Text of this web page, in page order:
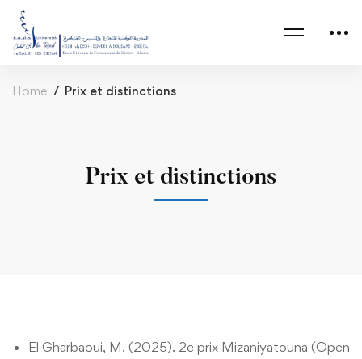
Home Prix et distinctions
Prix et distinctions
Prix
El Gharbaoui, M. (2025). 2e prix Mizaniyatouna (Open